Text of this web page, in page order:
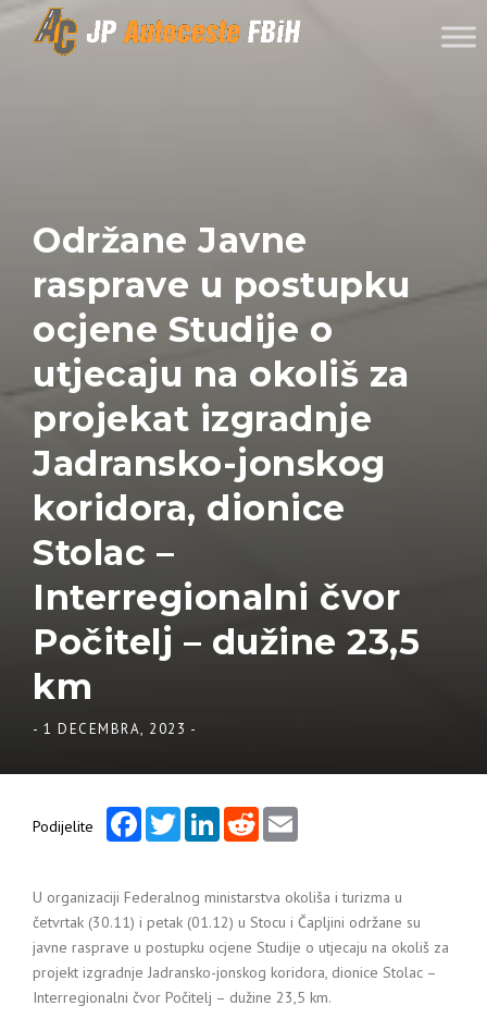
Skip to content
Održane Javne
rasprave u postupku
ocjene Studije o
utjecaju na okoliš za
projekat izgradnje
Jadransko-jonskog
koridora, dionice
Stolac –
Interregionalni čvor
Počitelj – dužine 23,5
km
- 1 DECEMBRA, 2023 -
Podijelite
FacebookTwitterLinkedInReddit
U organizaciji Federalnog ministarstva okoliša i turizma u
četvrtak (30.11) i petak (01.12) u Stocu i Čapljini održane su
javne rasprave u postupku ocjene Studije o utjecaju na okoliš za
projekt izgradnje Jadransko-jonskog koridora, dionice Stolac –
Interregionalni čvor Počitelj – dužine 23,5 km.